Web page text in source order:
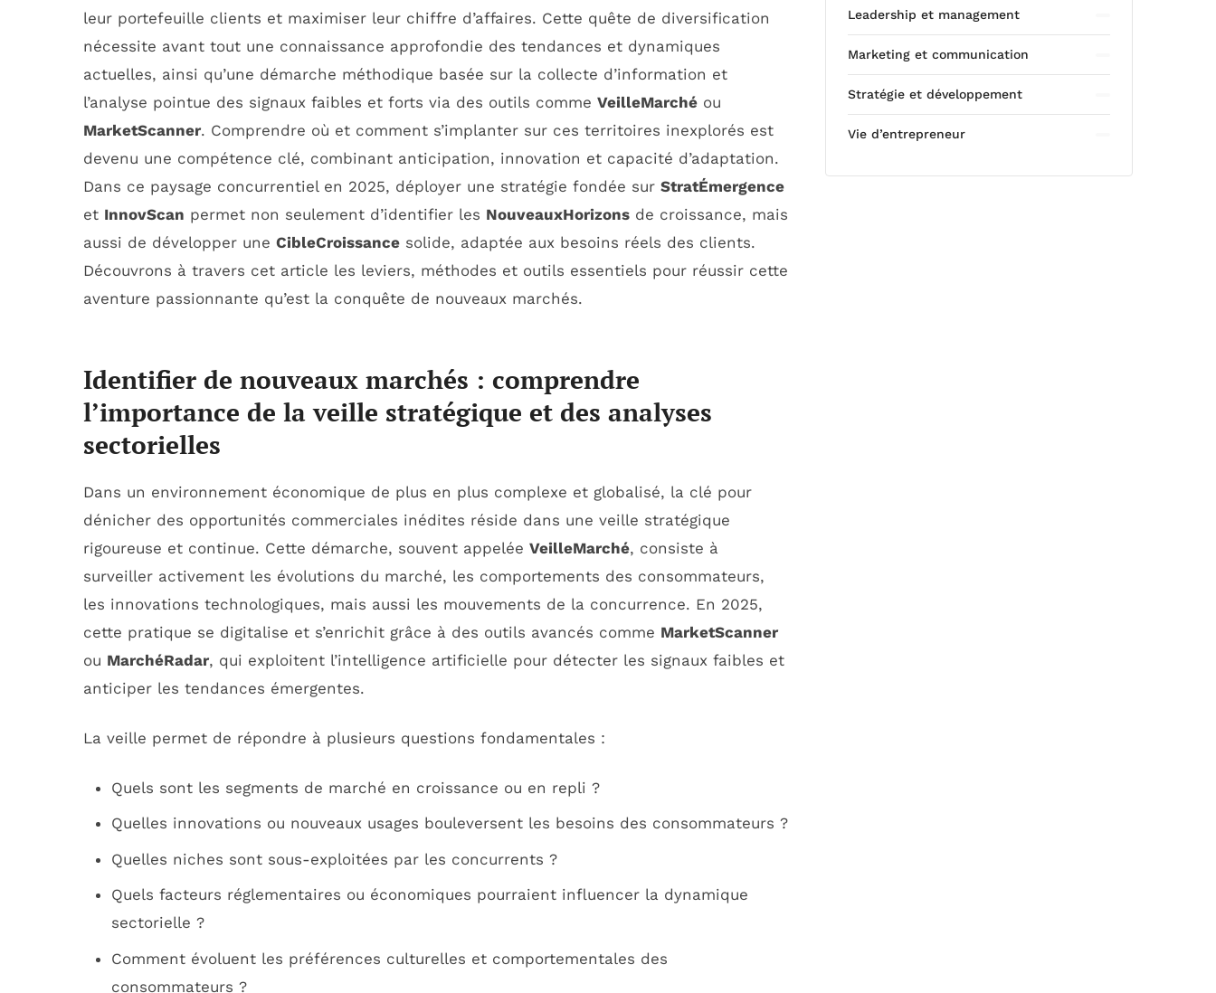
leur portefeuille clients et maximiser leur chiffre d’affaires. Cette quête de diversification
nécessite avant tout une connaissance approfondie des tendances et dynamiques
actuelles, ainsi qu’une démarche méthodique basée sur la collecte d’information et
l’analyse pointue des signaux faibles et forts via des outils comme VeilleMarché ou
MarketScanner. Comprendre où et comment s’implanter sur ces territoires inexplorés est
devenu une compétence clé, combinant anticipation, innovation et capacité d’adaptation.
Dans ce paysage concurrentiel en 2025, déployer une stratégie fondée sur StratÉmergence
et InnovScan permet non seulement d’identifier les NouveauxHorizons de croissance, mais
aussi de développer une CibleCroissance solide, adaptée aux besoins réels des clients.
Découvrons à travers cet article les leviers, méthodes et outils essentiels pour réussir cette
aventure passionnante qu’est la conquête de nouveaux marchés.
Identifier de nouveaux marchés : comprendre
l’importance de la veille stratégique et des analyses
sectorielles
Dans un environnement économique de plus en plus complexe et globalisé, la clé pour
dénicher des opportunités commerciales inédites réside dans une veille stratégique
rigoureuse et continue. Cette démarche, souvent appelée VeilleMarché, consiste à
surveiller activement les évolutions du marché, les comportements des consommateurs,
les innovations technologiques, mais aussi les mouvements de la concurrence. En 2025,
cette pratique se digitalise et s’enrichit grâce à des outils avancés comme MarketScanner
ou MarchéRadar, qui exploitent l’intelligence artificielle pour détecter les signaux faibles et
anticiper les tendances émergentes.
La veille permet de répondre à plusieurs questions fondamentales :
Quels sont les segments de marché en croissance ou en repli ?
Quelles innovations ou nouveaux usages bouleversent les besoins des consommateurs ?
Quelles niches sont sous-exploitées par les concurrents ?
Quels facteurs réglementaires ou économiques pourraient influencer la dynamique
sectorielle ?
Comment évoluent les préférences culturelles et comportementales des
consommateurs ?
Leadership et management
Marketing et communication
Stratégie et développement
Vie d’entrepreneur